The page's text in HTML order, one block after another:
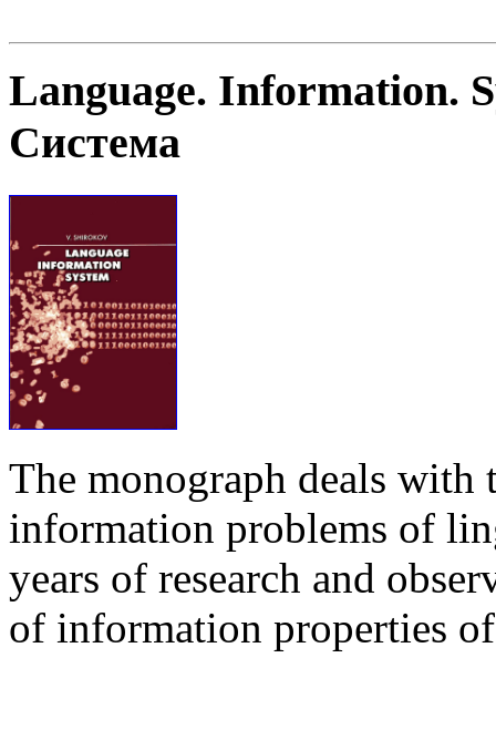
Language. Information.
Система
The monograph deals with
information problems of
years of research and
of information properties